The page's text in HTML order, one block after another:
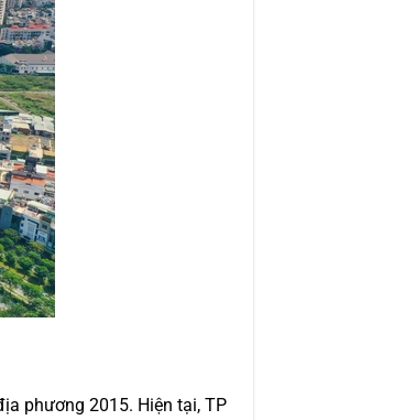
phương 2015. Hiện tại, TP